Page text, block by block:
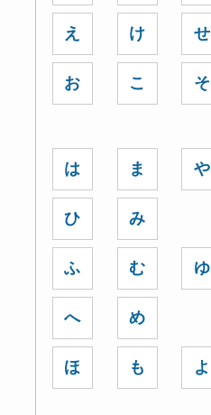
え
お
け
こ
せ
そ
は
ひ
ふ
へ
ほ
ま
み
む
め
も
や
ゆ
よ